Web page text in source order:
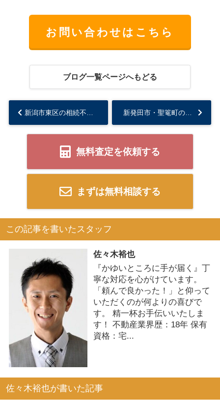
お問い合わせはこちら
ブログ一覧ページへもどる
無料査定を依頼する
まずは無料相談する
この記事を書いたスタッフ
佐々木裕也
『かゆいところに手が届く』丁
寧な対応を心がけています。
「頼んで良かった！」と仰って
いただくのが何よりの喜びで
す。 精一杯お手伝いいたしま
す！ 不動産業界歴：18年 保有
資格：宅...
佐々木裕也が書いた記事